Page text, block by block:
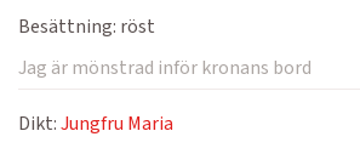
Besättning: röst
Jag är mönstrad inför kronans bord
Dikt:Jungfru Maria